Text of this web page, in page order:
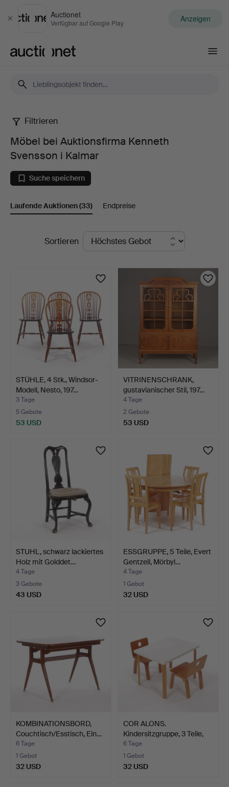
Schließen
Auctionet
Verfügbar auf Google Play Anzeigen
Möbel
bei
Auktionsfirma
Kenneth
Filtrieren
Möbel bei Auktionsfirma Kenneth
Svensson i Kalmar
Suche speichern
Laufende Auktionen(33) Endpreise
LaufendeSortieren
STÜHLE, 4 Stk., Windsor-
Modell, Nesto, 197…
3 Tage
5 Gebote
53 USD
VITRINENSCHRANK,
gustavianischer Stil, 197…
4 Tage
2 Gebote
53 USD
STUHL, schwarz lackiertes
Holz mit Golddet…
4 Tage
3 Gebote
43 USD
ESSGRUPPE, 5 Teile, Evert
Gentzell, Mörbyl…
4 Tage
1 Gebot
32 USD
KOMBINATIONSBORD,
Couchtisch/Esstisch, Ein…
6 Tage
1 Gebot
32 USD
COR ALONS.
Kindersitzgruppe, 3 Teile,
Goud…
6 Tage
1 Gebot
32 USD